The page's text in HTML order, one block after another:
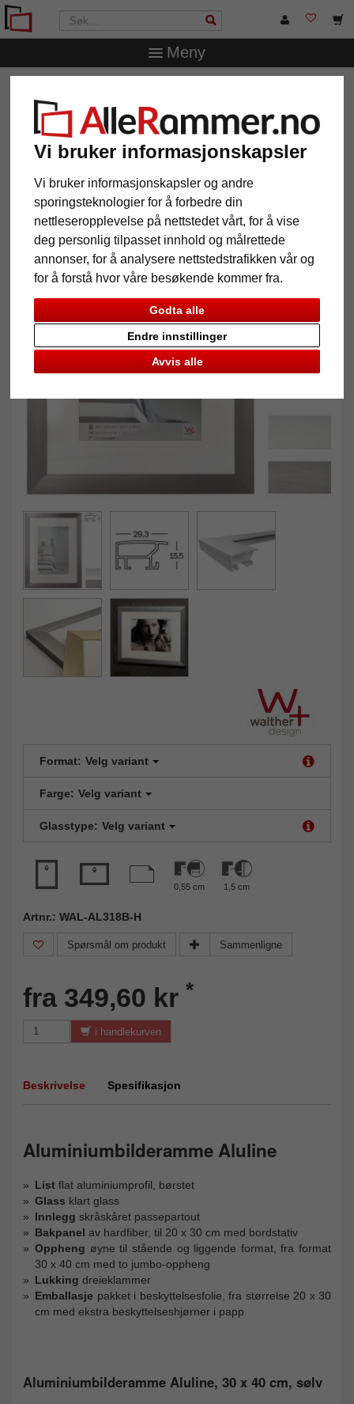
Vi bruker informasjonskapsler
Vi bruker informasjonskapsler og andre
sporingsteknologier for å forbedre din
nettleseropplevelse på nettstedet vårt, for å vise
deg personlig tilpasset innhold og målrettede
annonser, for å analysere nettstedstrafikken vår og
for å forstå hvor våre besøkende kommer fra.
Godta alle
Avvis alle
Endre innstillinger
Meny
Aluminiumsbilderamme Aluline med passepartout
Aluminiumsbilderamme Aluline
med passepartout
Tilbake
Format: Velg variant
Farge: Velg variant
Glasstype: Velg variant
0,55 cm 1,5 cm
Artnr.: WAL-AL318B-H
Spørsmål om produkt Sammenligne
fra 349,60 kr *
i handlekurven
Beskrivelse Spesifikasjon
Aluminiumbilderamme Aluline
List flat aluminiumprofil, børstet
Glass klart glass
Innlegg skråskåret passepartout
Bakpanel av hardfiber, til 20 x 30 cm med bordstativ
Oppheng øyne til stående og liggende format, fra format
30 x 40 cm med to jumbo-oppheng
Lukking dreieklammer
Emballasje pakket i beskyttelsesfolie, fra størrelse 20 x 30
cm med ekstra beskyttelseshjørner i papp
Aluminiumbilderamme Aluline, 30 x 40 cm, sølv